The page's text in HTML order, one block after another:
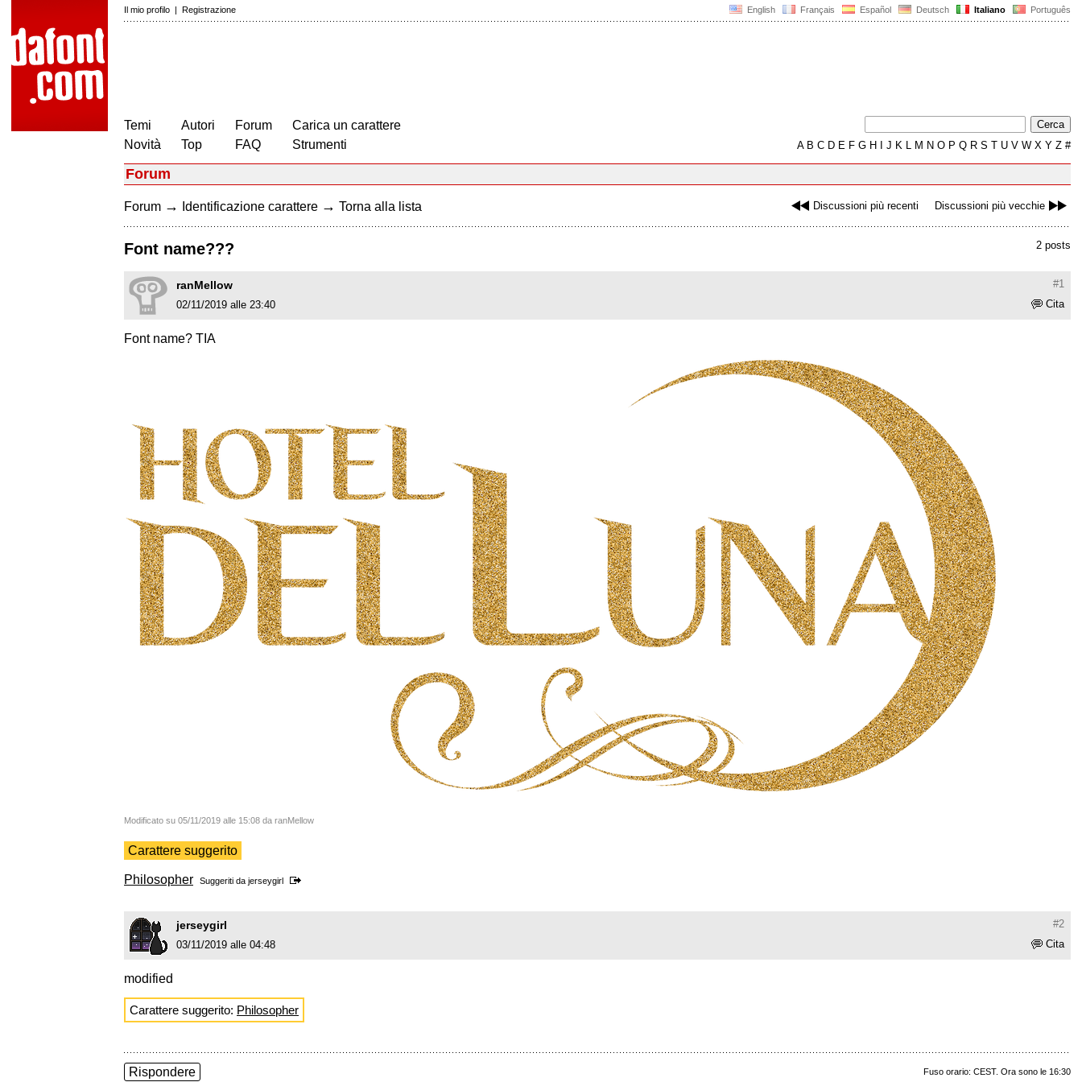
English Français Español Deutsch Italiano Português
Il mio profilo | Registrazione
Temi
Novità
Autori
Top
Forum
FAQ
Carica un carattere
Strumenti
AB C D E F G H J K L M N O P Q R S T U V W X Y Z #
Forum
Discussioni più recenti Discussioni più vecchie
Forum → Identificazione carattere → Torna alla lista
2 posts
Font name???
#1
ranMellow
Cita
02/11/2019 alle 23:40
Font name? TIA
Modificato su 05/11/2019 alle 15:08 da ranMellow
Carattere suggerito
Philosopher Suggeriti da jerseygirl
#2
jerseygirl
Cita
03/11/2019 alle 04:48
modified
Carattere suggerito: Philosopher
Fuso orario: CEST. Ora sono le 16:30
Rispondere